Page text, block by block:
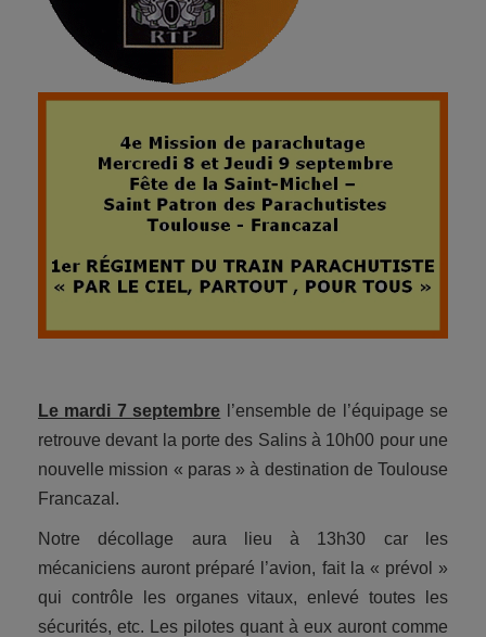
Le mardi 7 septembre l’ensemble de l’équipage se
retrouve devant la porte des Salins à 10h00 pour une
nouvelle mission « paras » à destination de Toulouse
Francazal.
Notre décollage aura lieu à 13h30 car les
mécaniciens auront préparé l’avion, fait la « prévol »
qui contrôle les organes vitaux, enlevé toutes les
sécurités, etc. Les pilotes quant à eux auront comme